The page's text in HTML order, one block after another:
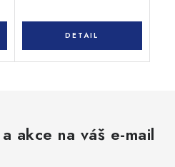
akce na váš e-mail